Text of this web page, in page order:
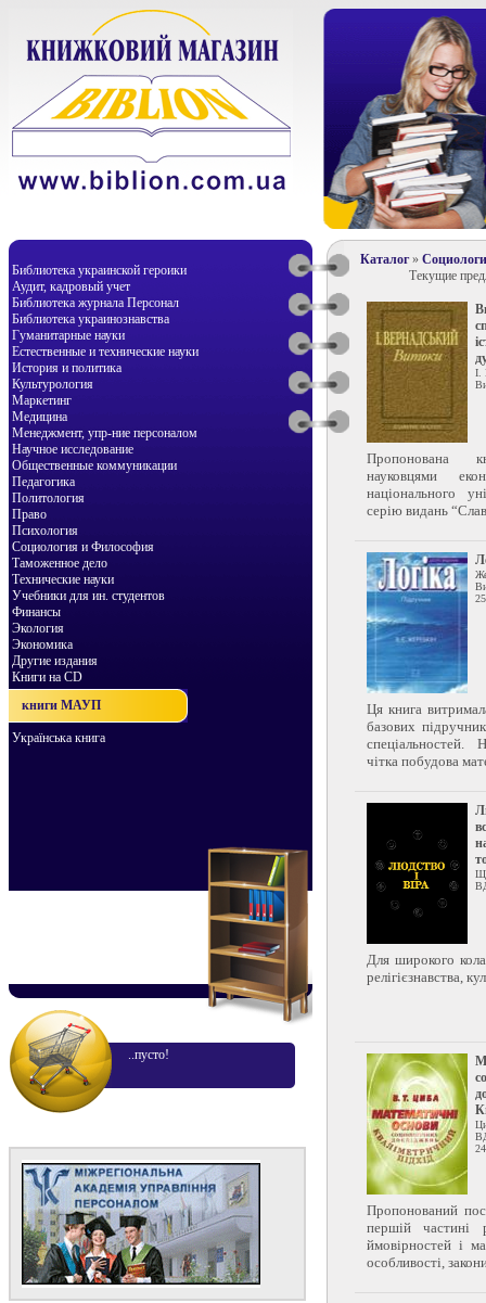
Библиотека украинской героики
Аудит, кадровый учет
Библиотека журнала Персонал
Библиотека украинознавства
Гуманитарные науки
Естественные и технические науки
История и политика
Культурология
Маркетинг
Медицина
Менеджмент, упр-ние персоналом
Научное исследование
Общественные коммуникации
Педагогика
Политология
Право
Психология
Социология и Философия
Таможенное дело
Технические науки
Учебники для ин. студентов
Финансы
Экология
Экономика
Другие издания
Книги на CD
книги МАУП
Українська книга
..пусто!
Каталог»
Текущие
І.
Пропонована
науковцями
національного
серію видань
Ця книга
базових
спеціальностей.
чітка побудова
Для широкого
релігієзнавства,
Пропонований
першій частині
ймовірностей і
особливості,